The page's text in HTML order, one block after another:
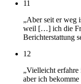
11
„Aber seit er weg
weil […] ich die
Berichterstattung
12
„Vielleicht erfahre
aber ich bekomme